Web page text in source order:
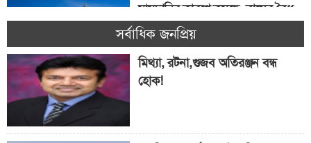
মামদানির কারণে কমছে বাসের বৈধ
যাত্রী! যাত্রীর সংখ্যা কমেছে ৭.৭%
সর্বাধিক জনপ্রিয়
মিথ্যা, রটনা,গুজব অতিরঞ্জন বন্ধ
হোক!